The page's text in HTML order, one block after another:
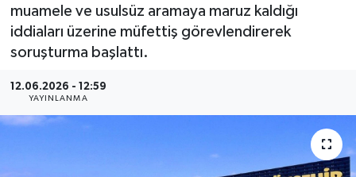
muamele ve usulsüz aramaya maruz kaldığı
iddiaları üzerine müfettiş görevlendirerek
soruşturma başlattı.
12.06.2026 - 12:59
YAYINLANMA
E-Gazete
Haber Arşivi